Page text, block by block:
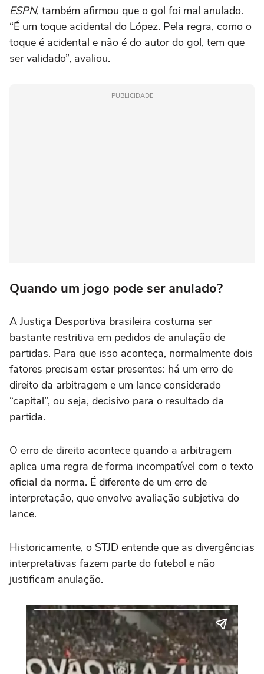
ESPN, também afirmou que o gol foi mal anulado.
“É um toque acidental do López. Pela regra, como o
toque é acidental e não é do autor do gol, tem que
ser validado”, avaliou.
PUBLICIDADE
Quando um jogo pode ser anulado?
A Justiça Desportiva brasileira costuma ser
bastante restritiva em pedidos de anulação de
partidas. Para que isso aconteça, normalmente dois
fatores precisam estar presentes: há um erro de
direito da arbitragem e um lance considerado
“capital”, ou seja, decisivo para o resultado da
partida.
O erro de direito acontece quando a arbitragem
aplica uma regra de forma incompatível com o texto
oficial da norma. É diferente de um erro de
interpretação, que envolve avaliação subjetiva do
lance.
Historicamente, o STJD entende que as divergências
interpretativas fazem parte do futebol e não
justificam anulação.